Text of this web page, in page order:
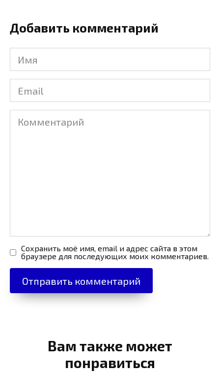
Добавить комментарий
Имя
Email
Комментарий
Сохранить моё имя, email и адрес сайта в этом
браузере для последующих моих комментариев.
Вам также может
понравиться